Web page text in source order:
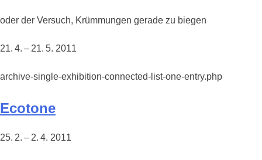
oder der Versuch, Krümmungen gerade zu biegen
21. 4. – 21. 5. 2011
archive-single-exhibition-connected-list-one-entry.php
Ecotone
25. 2. – 2. 4. 2011